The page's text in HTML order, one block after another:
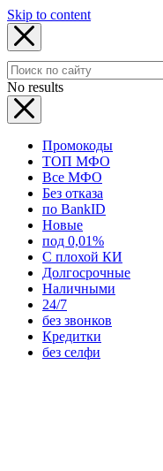
Skip to content
No results
Промокоды
ТОП МФО
Все МФО
Без отказа
по BankID
Новые
под 0,01%
С плохой КИ
Долгосрочные
Наличными
24/7
без звонков
Кредитки
без селфи